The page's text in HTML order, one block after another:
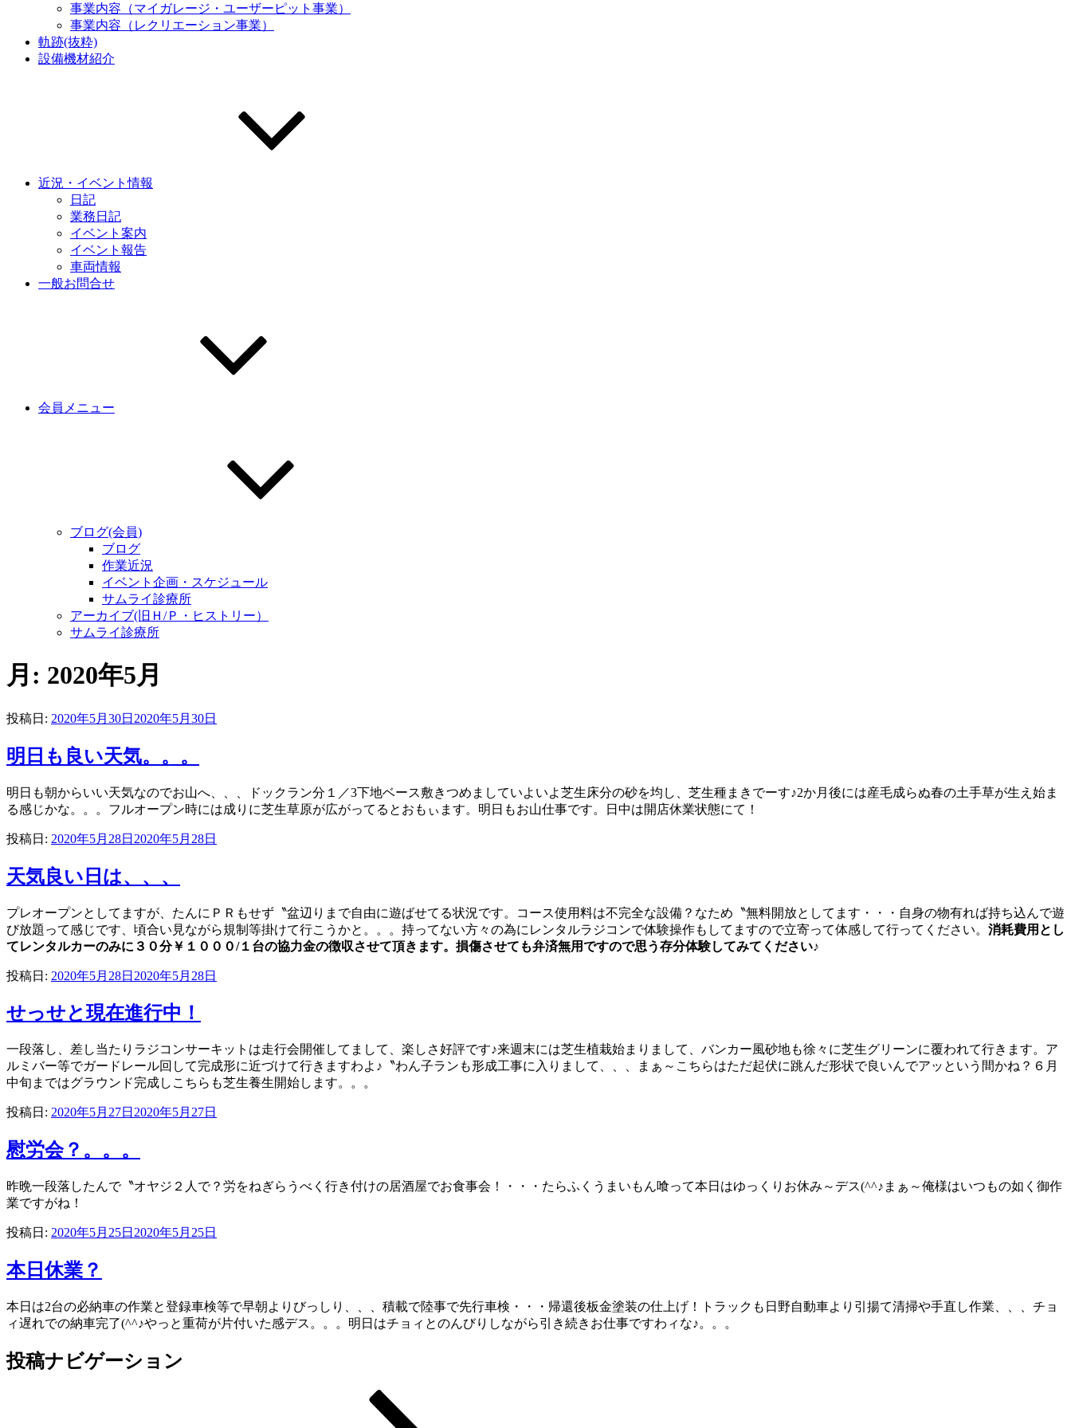
事業内容（マイガレージ・ユーザーピット事業）
事業内容（レクリエーション事業）
軌跡(抜粋)
設備機材紹介
近況・イベント情報
日記
業務日記
イベント案内
イベント報告
車両情報
一般お問合せ
会員メニュー
ブログ(会員)
ブログ
作業近況
イベント企画・スケジュール
サムライ診療所
アーカイブ(旧Ｈ/Ｐ・ヒストリー）
サムライ診療所
月: 2020年5月
投稿日: 2020年5月30日 2020年5月30日
明日も良い天気。。。
明日も朝からいい天気なのでお山へ、、、ドックラン分１／3下地ベース敷きつめましていよいよ芝生床分の砂を均し、芝生種まきでーす♪2か月後には産毛成らぬ春の土手草が生え始ま
る感じかな。。。フルオープン時には成りに芝生草原が広がってるとおもぃます。明日もお山仕事です。日中は開店休業状態にて！
投稿日: 2020年5月28日 2020年5月28日
天気良い日は、、、
プレオープンとしてますが、たんにＰＲもせず〝盆辺りまで自由に遊ばせてる状況です。コース使用料は不完全な設備？なため〝無料開放としてます・・・自身の物有れば持ち込んで遊
び放題って感じです、頃合い見ながら規制等掛けて行こうかと。。。持ってない方々の為にレンタルラジコンで体験操作もしてますので立寄って体感して行ってください。 消耗費用とし
てレンタルカーのみに３０分￥１０００/１台の協力金の徴収させて頂きます。損傷させても弁済無用ですので思う存分体験してみてください♪
投稿日: 2020年5月28日 2020年5月28日
せっせと現在進行中！
一段落し、差し当たりラジコンサーキットは走行会開催してまして、楽しさ好評です♪来週末には芝生植栽始まりまして、バンカー風砂地も徐々に芝生グリーンに覆われて行きます。ア
ルミバー等でガードレール回して完成形に近づけて行きますわよ♪〝わん子ランも形成工事に入りまして、、、まぁ～こちらはただ起伏に跳んだ形状で良いんでアッという間かね？６月
中旬まではグラウンド完成しこちらも芝生養生開始します。。。
投稿日: 2020年5月27日 2020年5月27日
慰労会？。。。
昨晩一段落したんで〝オヤジ２人で？労をねぎらうべく行き付けの居酒屋でお食事会！・・・たらふくうまいもん喰って本日はゆっくりお休み～デス(^^♪まぁ～俺様はいつもの如く御作
業ですがね！
投稿日: 2020年5月25日 2020年5月25日
本日休業？
本日は2台の必納車の作業と登録車検等で早朝よりびっしり、、、積載で陸事で先行車検・・・帰還後板金塗装の仕上げ！トラックも日野自動車より引揚て清掃や手直し作業、、、チョ
ィ遅れでの納車完了(^^♪やっと重荷が片付いた感デス。。。明日はチョィとのんびりしながら引き続きお仕事ですわィな♪。。。
投稿ナビゲーション